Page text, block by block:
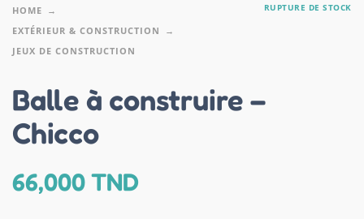
HOME
EXTÉRIEUR & CONSTRUCTION
JEUX DE CONSTRUCTION
RUPTURE DE STOCK
Balle à construire –
Chicco
66,000TND